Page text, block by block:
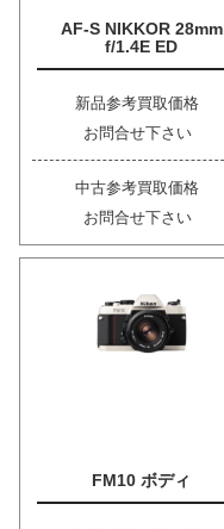
AF-S NIKKOR 28mm
f/1.4E ED
新品参考買取価格
お問合せ下さい
中古参考買取価格
お問合せ下さい
FM10 ボディ